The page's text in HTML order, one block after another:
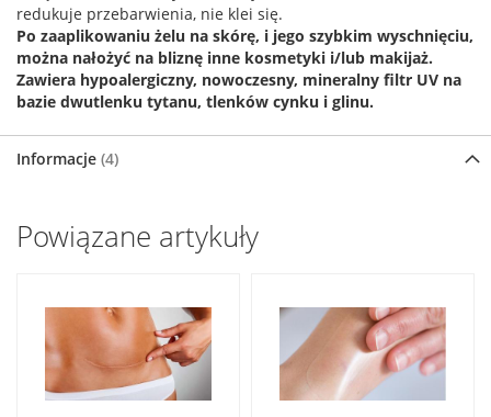
redukuje przebarwienia, nie klei się.
Po zaaplikowaniu żelu na skórę, i jego szybkim wyschnięciu,
można nałożyć na bliznę inne kosmetyki i/lub makijaż.
Zawiera hypoalergiczny, nowoczesny, mineralny filtr UV na
bazie dwutlenku tytanu, tlenków cynku i glinu.
Informacje 4
Powiązane artykuły